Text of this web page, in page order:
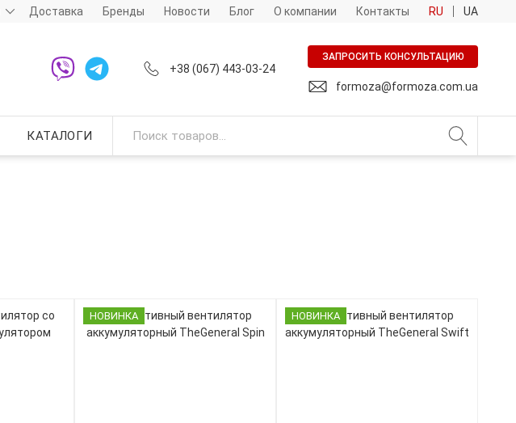
Доставка Бренды Новости Блог О компании Контакты RU UA
+38 (067) 443-03-24
ЗАПРОСИТЬ КОНСУЛЬТАЦИЮ
formoza@formoza.com.ua
КАТАЛОГИ
НОВИНКА НОВИНКА